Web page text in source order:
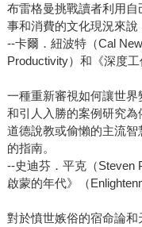
布雷格曼挑戰讀者利用
事和消費的文化現況來說
--卡爾．紐波特（Cal
Productivity）和《深度
一種重新審視如何讓世
和引人入勝的案例研究
道德說教或偷懶的主流
的指南。
--史迪芬．平克（Steven
啟蒙的年代》（
對於憤世嫉俗的宿命論